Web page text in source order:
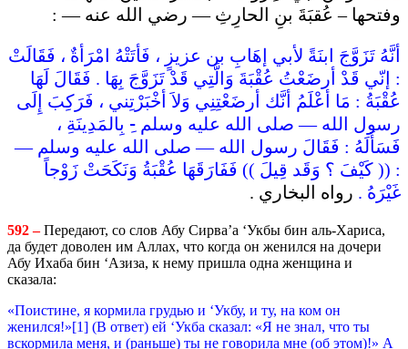
وفتحها – عُقبَةَ بنِ الحارِثِ — رضي الله عنه — :
أنَّهُ تَزَوَّجَ ابنَةً لأبي إهَابِ بن عزيزٍ ، فَأتَتْهُ امْرَأةٌ ، فَقَالَتْ
: إنّي قَدْ أرضَعْتُ عُقْبَةَ وَالَّتِي قَدْ تَزَوَّجَ بِهَا . فَقَالَ لَهَا
عُقْبَةُ : مَا أعْلَمُ أنَّك أرضَعْتِنِي وَلاَ أخْبَرْتِني ، فَرَكِبَ إِلَى
رسول الله — صلى الله عليه وسلم -ِ بِالمَدِينَةِ ،
فَسَأَلَهُ : فَقَالَ رسول الله — صلى الله عليه وسلم —
: (( كَيْفَ ؟ وَقَد قِيلَ )) فَفَارَقَهَا عُقْبَةُ وَنَكَحَتْ زَوْجاً
غَيْرَهُ . رواه البخاري .
592 –Передают, со слов Абу Сирва’а ‘Укбы бин аль-Хариса,
да будет доволен им Аллах, что когда он женился на дочери
Абу Ихаба бин ‘Азиза, к нему пришла одна женщина и
сказала:
«Поистине, я кормила грудью и ‘Укбу, и ту, на ком он
женился!»[1] (В ответ) ей ‘Укба сказал: «Я не знал, что ты
вскормила меня, и (раньше) ты не говорила мне (об этом)!» А